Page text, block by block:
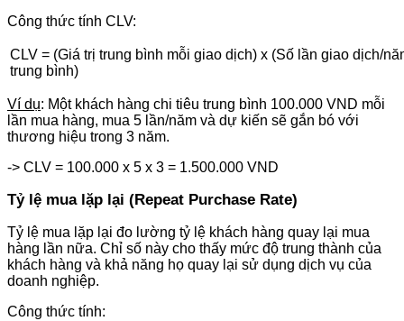
Công thức tính CLV:
CLV = (Giá trị trung bình mỗi giao dịch) x (Số lần giao dịch/
trung bình)
Ví dụ: Một khách hàng chi tiêu trung bình 100.000 VND mỗi
lần mua hàng, mua 5 lần/năm và dự kiến sẽ gắn bó với
thương hiệu trong 3 năm.
-> CLV = 100.000 x 5 x 3 = 1.500.000 VND
Tỷ lệ mua lặp lại (Repeat Purchase Rate)
Tỷ lệ mua lặp lại đo lường tỷ lệ khách hàng quay lại mua
hàng lần nữa. Chỉ số này cho thấy mức độ trung thành của
khách hàng và khả năng họ quay lại sử dụng dịch vụ của
doanh nghiệp.
Công thức tính: